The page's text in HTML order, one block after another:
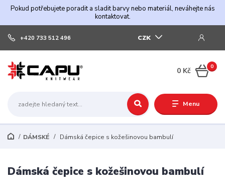
Pokud potřebujete poradit a sladit barvy nebo materiál, neváhejte nás
kontaktovat.
Menu
CZK
+420 733 512 496
0
0 Kč
DÁMSKÉ Dámská čepice s kožešinovou bambulí
Dámská čepice s kožešinovou bambulí